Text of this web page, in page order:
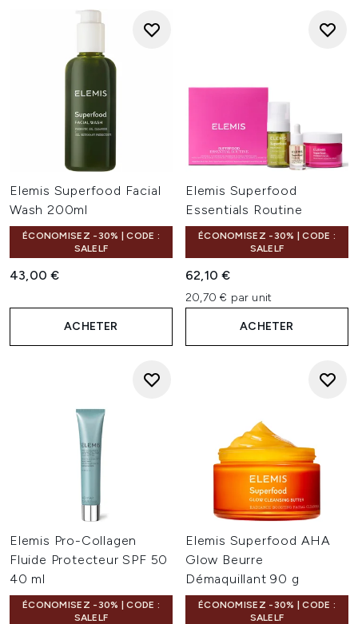
Elemis Superfood Facial
Wash 200ml
ÉCONOMISEZ -30% | CODE :
SALELF
43,00 €
ACHETER
Elemis Superfood
Essentials Routine
ÉCONOMISEZ -30% | CODE :
SALELF
62,10 €
20,70 € par unit
ACHETER
Elemis Pro-Collagen
Fluide Protecteur SPF 50
40 ml
ÉCONOMISEZ -30% | CODE :
SALELF
Elemis Superfood AHA
Glow Beurre
Démaquillant 90 g
ÉCONOMISEZ -30% | CODE :
SALELF